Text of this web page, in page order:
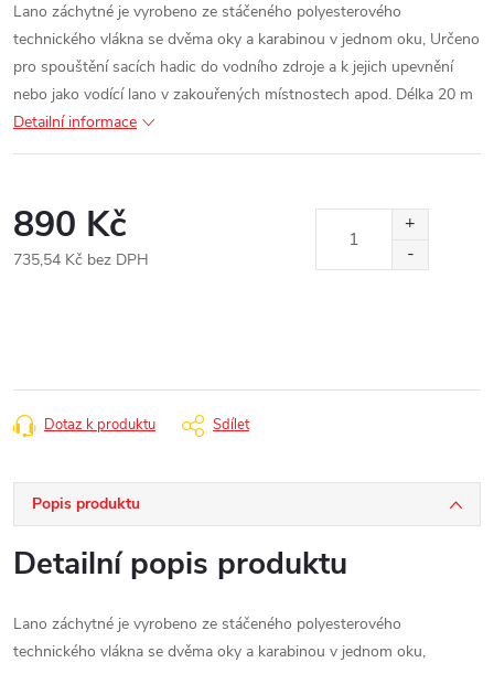
Lano záchytné je vyrobeno ze stáčeného polyesterového
technického vlákna se dvěma oky a karabinou v jednom oku, Určeno
pro spouštění sacích hadic do vodního zdroje a k jejich upevnění
nebo jako vodící lano v zakouřených místnostech apod. Délka 20 m
Detailní informace
890 Kč
735,54 Kč bez DPH
Dotaz k produktu Sdílet
Popis produktu
Detailní popis produktu
Lano záchytné je vyrobeno ze stáčeného polyesterového
technického vlákna se dvěma oky a karabinou v jednom oku,